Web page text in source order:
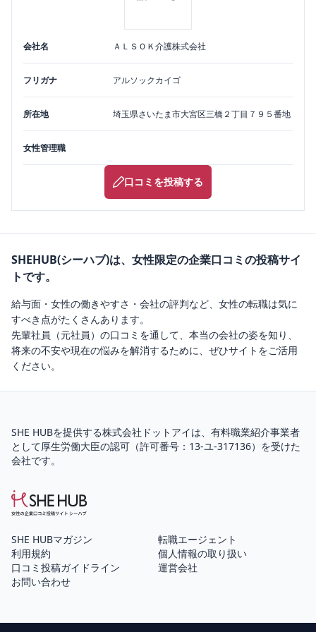
会社名 ＡＬＳＯＫ介護株式会社
フリガナ アルソックカイゴ
所在地 埼玉県さいたま市大宮区三橋２丁目７９５番地
女性管理職
口コミを投稿する
SHEHUB(シーハブ)は、女性限定の企業口コミの投稿サイ
トです。
給与面・女性の働きやすさ・会社の評判など、女性の転職は気に
すべき点がたくさんあります。
先輩社員（元社員）の口コミを通して、本当の会社の姿を知り、
将来の不安や現在の悩みを解消するために、ぜひサイトをご活用
ください。
SHE HUBを提供する株式会社ドットアイは、 有料職業紹介事業者
として厚生労働大臣の認可（許可番号：13-ユ-317136）を受けた
会社です。
SHE HUBマガジン
転職エージェント
利用規約
個人情報の取り扱い
口コミ投稿ガイドライン
運営会社
お問い合わせ